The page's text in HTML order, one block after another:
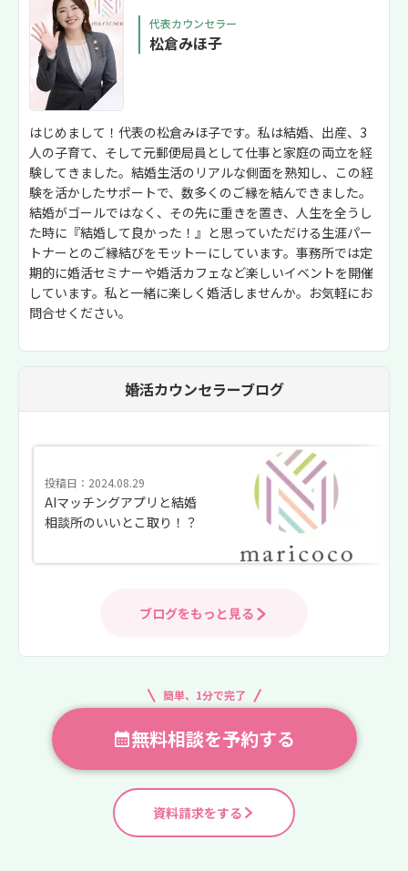
代表カウンセラー
松倉みほ子
はじめまして！代表の松倉みほ子です。私は結婚、出産、3
人の子育て、そして元郵便局員として仕事と家庭の両立を経
験してきました。結婚生活のリアルな側面を熟知し、この経
験を活かしたサポートで、数多くのご縁を結んできました。
結婚がゴールではなく、その先に重きを置き、人生を全うし
た時に『結婚して良かった！』と思っていただける生涯パー
トナーとのご縁結びをモットーにしています。事務所では定
期的に婚活セミナーや婚活カフェなど楽しいイベントを開催
しています。私と一緒に楽しく婚活しませんか。お気軽にお
問合せください。
婚活カウンセラーブログ
投稿日：2024.08.29
AIマッチングアプリと結婚
相談所のいいとこ取り！？
ブログをもっと見る
簡単、1分で完了
無料相談を予約する
資料請求をする